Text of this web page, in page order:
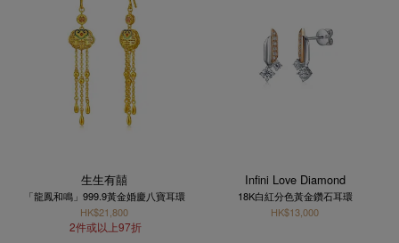
生生有囍
「龍鳳和鳴」999.9黃金婚慶八寶耳環
HK$21,800
2件或以上97折
Infini Love Diamond
18K白紅分色黃金鑽石耳環
HK$13,000